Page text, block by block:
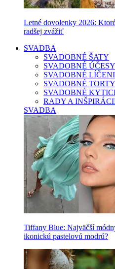
Letné dovolenky 2026:
radšej zvážiť
SVADBA
SVADOBNÉ ŠATY
SVADOBNÉ ÚČESY
SVADOBNÉ
SVADOBNÉ TORTY
SVADOBNÉ
RADY A
SVADBA
Tiffany Blue: Najväčší
ikonickú pastelovú modrú?